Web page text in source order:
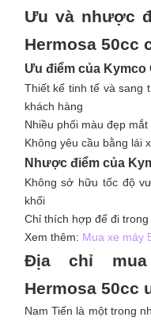
Ưu và nhược
Hermosa 50cc
Ưu điểm của Kymco
Thiết kế tinh tế và sang
khách hàng
Nhiều phối màu đẹp
Không yêu cầu bằng lái
Nhược điểm của
Không sở hữu tốc độ
khối
Chỉ thích hợp để đi
Xem thêm: Mua xe máy
Địa chỉ mua
Hermosa 50cc
Nam Tiến là một trong